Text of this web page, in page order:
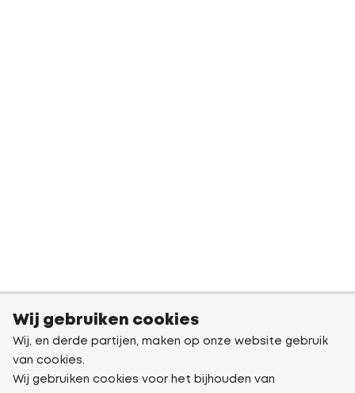
Wij gebruiken cookies
Wij, en derde partijen, maken op onze website gebruik
van cookies.
Wij gebruiken cookies voor het bijhouden van